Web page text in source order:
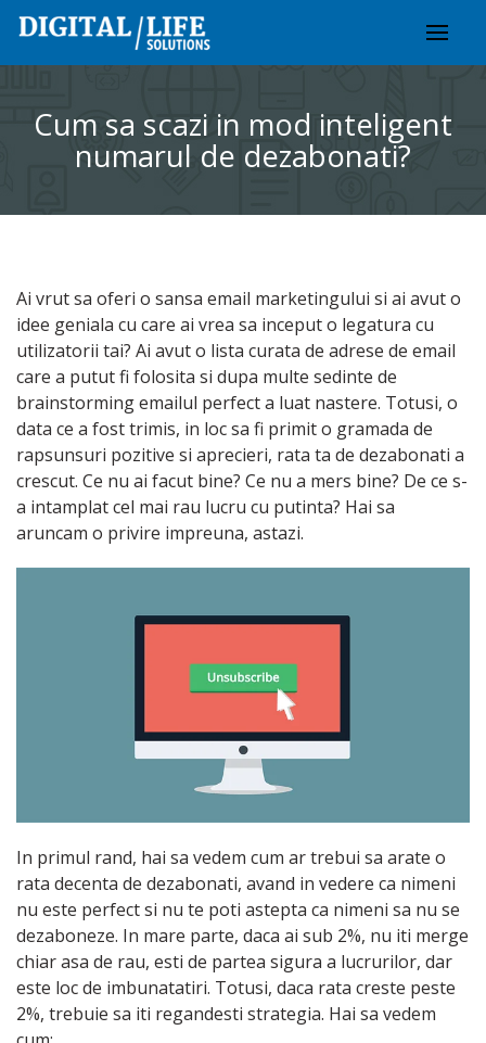
Skip
content
Cum sa scazi in mod inteligent
numarul de dezabonati?
Ai vrut sa oferi o sansa email marketingului si ai avut o
idee geniala cu care ai vrea sa inceput o legatura cu
utilizatorii tai? Ai avut o lista curata de adrese de email
care a putut fi folosita si dupa multe sedinte de
brainstorming emailul perfect a luat nastere. Totusi, o
data ce a fost trimis, in loc sa fi primit o gramada de
rapsunsuri pozitive si aprecieri, rata ta de dezabonati a
crescut. Ce nu ai facut bine? Ce nu a mers bine? De ce s-
a intamplat cel mai rau lucru cu putinta? Hai sa
aruncam o privire impreuna, astazi.
In primul rand, hai sa vedem cum ar trebui sa arate o
rata decenta de dezabonati, avand in vedere ca nimeni
nu este perfect si nu te poti astepta ca nimeni sa nu se
dezaboneze. In mare parte, daca ai sub 2%, nu iti merge
chiar asa de rau, esti de partea sigura a lucrurilor, dar
este loc de imbunatatiri. Totusi, daca rata creste peste
2%, trebuie sa iti regandesti strategia. Hai sa vedem